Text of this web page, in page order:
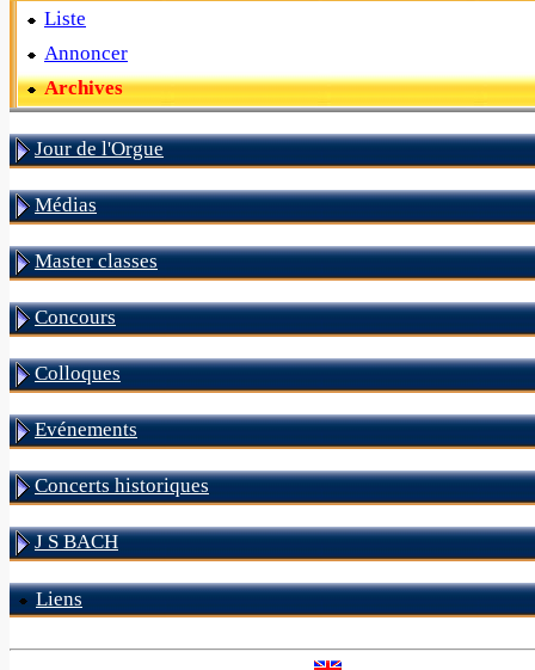
Liste
Annoncer
Archives
Jour de l'Orgue
Médias
Master classes
Concours
Colloques
Evénements
Concerts historiques
J S BACH
Liens